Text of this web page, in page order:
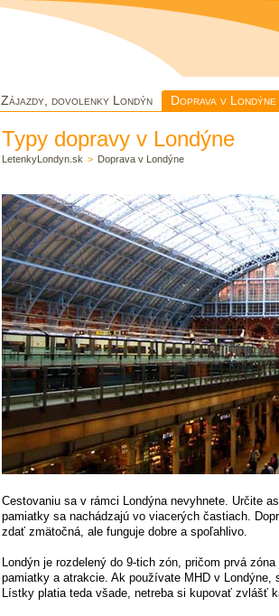
Zájazdy, dovolenky Londýn Doprava v Londýne
Typy dopravy v Londýne
LetenkyLondyn.sk > Doprava v Londýne
Cestovaniu sa v rámci Londýna nevyhnete. Určite
pamiatky sa nachádzajú vo viacerých častiach.
zdať zmätočná, ale funguje dobre a spoľahlivo.
Londýn je rozdelený do 9-tich zón, pričom prvá
pamiatky a atrakcie. Ak používate MHD v
Lístky platia teda všade, netreba si kupovať zvlášť